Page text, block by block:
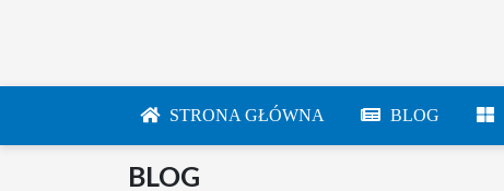
STRONA GŁÓWNA BLOG
BLOG